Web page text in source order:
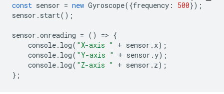
const sensor = new Gyroscope({frequency : 500});
sensor . start();
sensor .onreading = () => {
console. log( "X-axis " + sensor . x);
console. log( "Y-axis " + sensor .y);
console. log( "Z-axis " + sensor . z);
};